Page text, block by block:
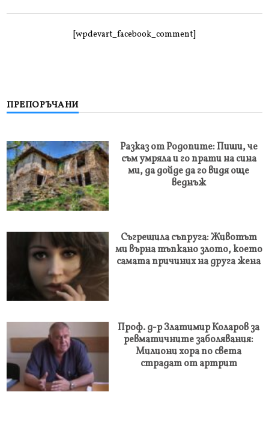
[wpdevart_facebook_comment]
ПРЕПОРЪЧАНИ
Разказ от Родопите: Пиши, че
съм умряла и го прати на сина
ми, да дойде да го видя още
веднъж
Съгрешила съпруга: Животът
ми върна тъпкано злото, което
самата причиних на друга жена
Проф. д-р Златимир Коларов за
ревматичните заболявания:
Милиони хора по света
страдат от артрит